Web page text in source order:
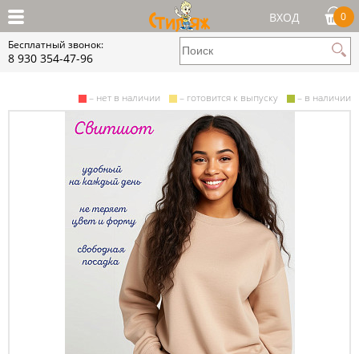
ВХОД 0
Бесплатный звонок:
8 930 354-47-96
– нет в наличии – готовится к выпуску – в наличии